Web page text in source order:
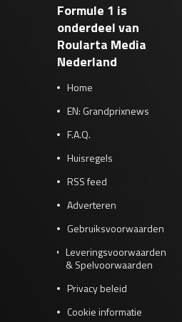
Formule 1 is
onderdeel van
Roularta Media
Nederland
Home
EN: Grandprixnews
F.A.Q.
Huisregels
RSS feed
Adverteren
Gebruiksvoorwaarden
Leveringsvoorwaarden
& Spelvoorwaarden
Privacy beleid
Cookie informatie